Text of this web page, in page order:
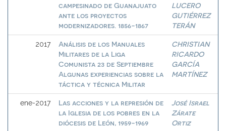
campesinado de Guanajuato
ante los proyectos
modernizadores. 1856-1867
LUCERO
GUTIÉRREZ
TERÁN
2017
Análisis de los Manuales
Militares de la Liga
Comunista 23 de Septiembre
Algunas experiencias sobre la
táctica y técnica Militar
CHRISTIAN
RICARDO
GARCÍA
MARTÍNEZ
ene-2017
Las acciones y la represión de
la Iglesia de los pobres en la
diócesis de León, 1959-1969
José Israel
Zárate
Ortiz